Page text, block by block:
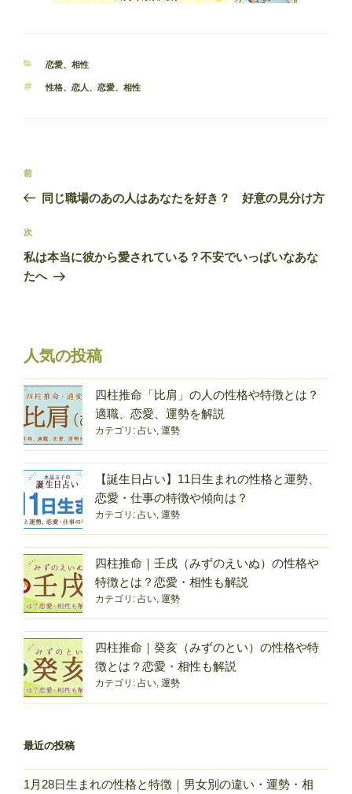
カ
ゴ
ー
恋愛、 相性
タ
性格、 恋人 、 恋愛、 相性
投
ビ
ゲ
ー
前
の
稿
前
同じ職場のあの人はあなたを好き？ 好意の見分け方
次
の
投
次
私は本当に彼から愛されている？不安でいっぱいなあな
たへ
人気の投稿
四柱推命「比肩」の人の性格や特徴とは？
適職、恋愛、運勢を解説
カテゴリ: 占い, 運勢
【誕生日占い】11日生まれの性格と運勢、
恋愛・仕事の特徴や傾向は？
カテゴリ: 占い, 運勢
四柱推命｜壬戌（みずのえいぬ）の性格や
特徴とは？恋愛・相性も解説
カテゴリ: 占い, 運勢
四柱推命｜癸亥（みずのとい）の性格や特
徴とは？恋愛・相性も解説
カテゴリ: 占い, 運勢
最近の投稿
1月28日生まれの性格と特徴｜男女別の違い・運勢・相